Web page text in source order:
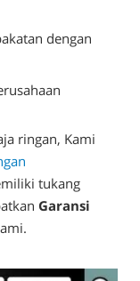
dengan
ringan, Kami
tukang
Garansi